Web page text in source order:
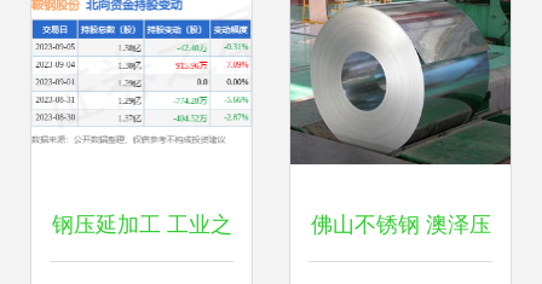
钢压延加工 工业之 佛山不锈钢 澳泽压